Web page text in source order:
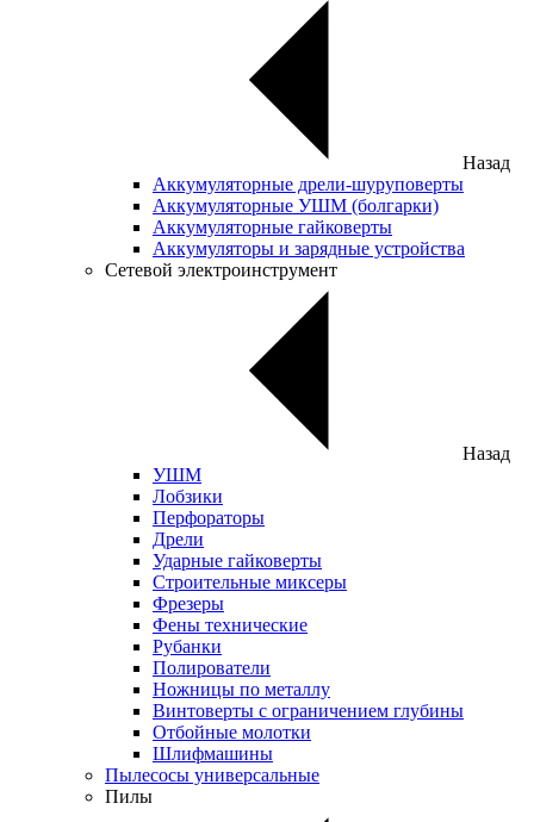
Назад
Аккумуляторные дрели-шуруповерты
Аккумуляторные УШМ (болгарки)
Аккумуляторные гайковерты
Аккумуляторы и зарядные устройства
Сетевой электроинструмент
Назад
УШМ
Лобзики
Перфораторы
Дрели
Ударные гайковерты
Строительные миксеры
Фрезеры
Фены технические
Рубанки
Полирователи
Ножницы по металлу
Винтоверты с ограничением глубины
Отбойные молотки
Шлифмашины
Пылесосы универсальные
Пилы